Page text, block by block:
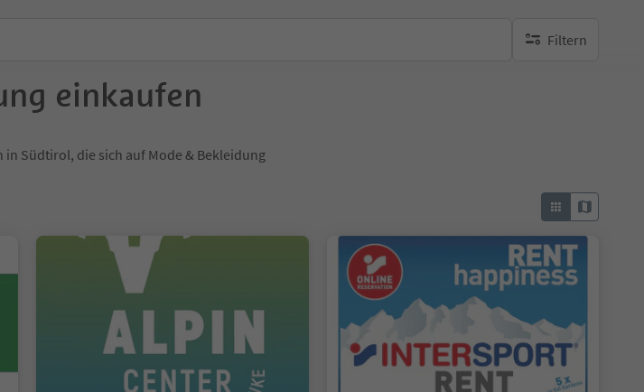
Filtern
keine aktiven Filte
einkaufen
Südtirol, die sich auf Mode & Bekleidung